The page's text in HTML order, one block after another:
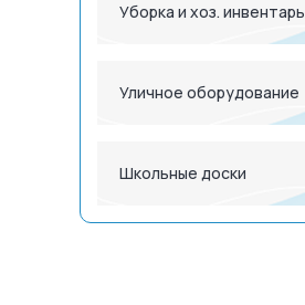
Уборка и хоз. инвентарь
Уличное оборудование
Школьные доски